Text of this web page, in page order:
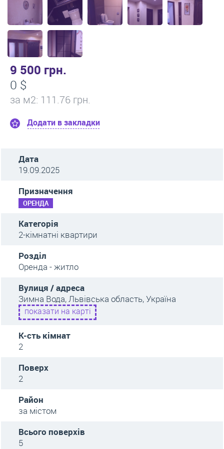
9 500 грн.
0 $
за м2: 111.76 грн.
Додати в закладки
Дата
19.09.2025
Призначення
ОРЕНДА
Категорія
2-кімнатні квартири
Розділ
Оренда - житло
Вулиця / адреса
Зимна Вода, Львівська область, Україна
показати на карті
К-сть кімнат
2
Поверх
2
Район
за містом
Всього поверхів
5